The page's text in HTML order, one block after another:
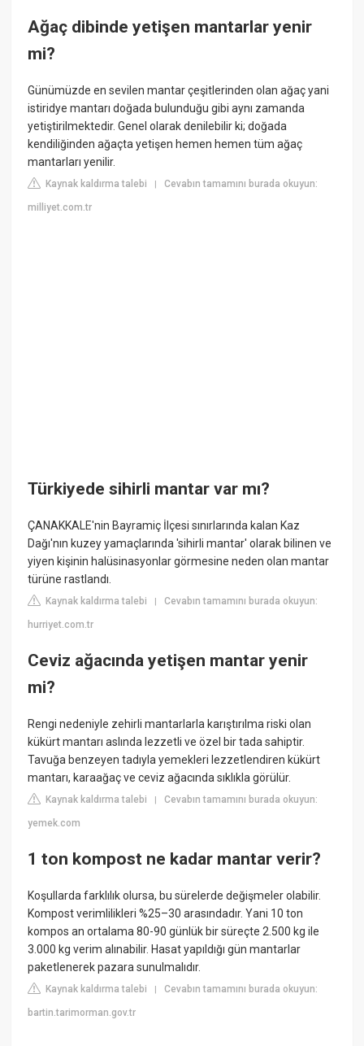
Ağaç dibinde yetişen mantarlar yenir
mi?
Günümüzde en sevilen mantar çeşitlerinden olan ağaç yani
istiridye mantarı doğada bulunduğu gibi aynı zamanda
yetiştirilmektedir. Genel olarak denilebilir ki; doğada
kendiliğinden ağaçta yetişen hemen hemen tüm ağaç
mantarları yenilir.
Kaynak kaldırma talebi |Cevabın tamamını burada okuyun:
milliyet.com.tr
Türkiyede sihirli mantar var mı?
ÇANAKKALE'nin Bayramiç İlçesi sınırlarında kalan Kaz
Dağı'nın kuzey yamaçlarında 'sihirli mantar' olarak bilinen ve
yiyen kişinin halüsinasyonlar görmesine neden olan mantar
türüne rastlandı.
Kaynak kaldırma talebi |Cevabın tamamını burada okuyun:
hurriyet.com.tr
Ceviz ağacında yetişen mantar yenir
mi?
Rengi nedeniyle zehirli mantarlarla karıştırılma riski olan
kükürt mantarı aslında lezzetli ve özel bir tada sahiptir.
Tavuğa benzeyen tadıyla yemekleri lezzetlendiren kükürt
mantarı, karaağaç ve ceviz ağacında sıklıkla görülür.
Kaynak kaldırma talebi |Cevabın tamamını burada okuyun:
yemek.com
1 ton kompost ne kadar mantar verir?
Koşullarda farklılık olursa, bu sürelerde değişmeler olabilir.
Kompost verimlilikleri %25–30 arasındadır. Yani 10 ton
kompos an ortalama 80-90 günlük bir süreçte 2.500 kg ile
3.000 kg verim alınabilir. Hasat yapıldığı gün mantarlar
paketlenerek pazara sunulmalıdır.
Kaynak kaldırma talebi |Cevabın tamamını burada okuyun:
bartin.tarimorman.gov.tr